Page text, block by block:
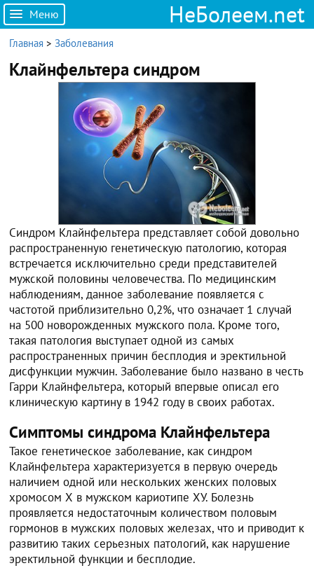
Меню НеБолеем.net
Главная >Заболевания
Клайнфельтера синдром
Синдром Клайнфельтера представляет собой довольно
распространенную генетическую патологию, которая
встречается исключительно среди представителей
мужской половины человечества. По медицинским
наблюдениям, данное заболевание появляется с
частотой приблизительно 0,2%, что означает 1 случай
на 500 новорожденных мужского пола. Кроме того,
такая патология выступает одной из самых
распространенных причин бесплодия и эректильной
дисфункции мужчин. Заболевание было названо в честь
Гарри Клайнфельтера, который впервые описал его
клиническую картину в 1942 году в своих работах.
Симптомы синдрома Клайнфельтера
Такое генетическое заболевание, как синдром
Клайнфельтера характеризуется в первую очередь
наличием одной или нескольких женских половых
хромосом Х в мужском кариотипе ХУ. Болезнь
проявляется недостаточным количеством половым
гормонов в мужских половых железах, что и приводит к
развитию таких серьезных патологий, как нарушение
эректильной функции и бесплодие.